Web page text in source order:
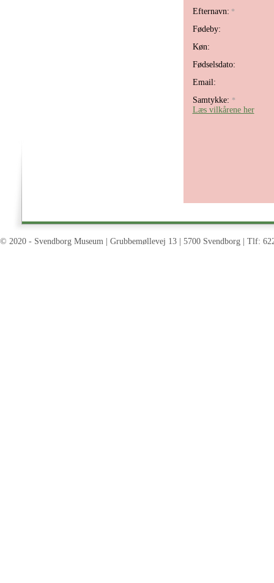
Efternavn: *
Fødeby:
Køn:
Fødselsdato:
Email:
Samtykke: *
Læs vilkårene her
© 2020 - Svendborg Museum | Grubbemøllevej 13 | 5700 Svendborg | Tlf: